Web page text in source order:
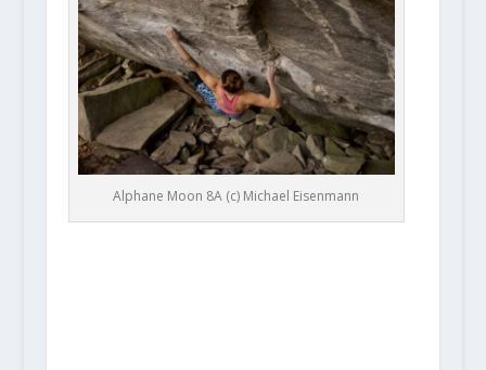
Alphane Moon 8A (c) Michael Eisenmann